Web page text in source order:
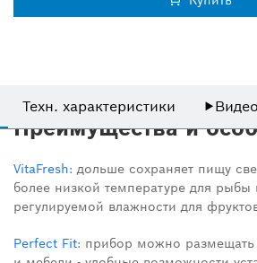
Техн. характеристики ▶
Преимущества и
VitaFresh: дольше сохраняет пищу
более низкой температуре для рыбы
регулируемой влажности для
Perfect Fit: прибор можно размещать